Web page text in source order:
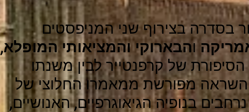
בסדרה בצירוף שני המניפסטים
והבארוקי והמציאותי המופלא,
הסיפורת של קרפנטייר לבין משנתו
השראה מפורשת ממאמרו החלוצי של
בנופיה הגיאוגרפיים, האנושיים,